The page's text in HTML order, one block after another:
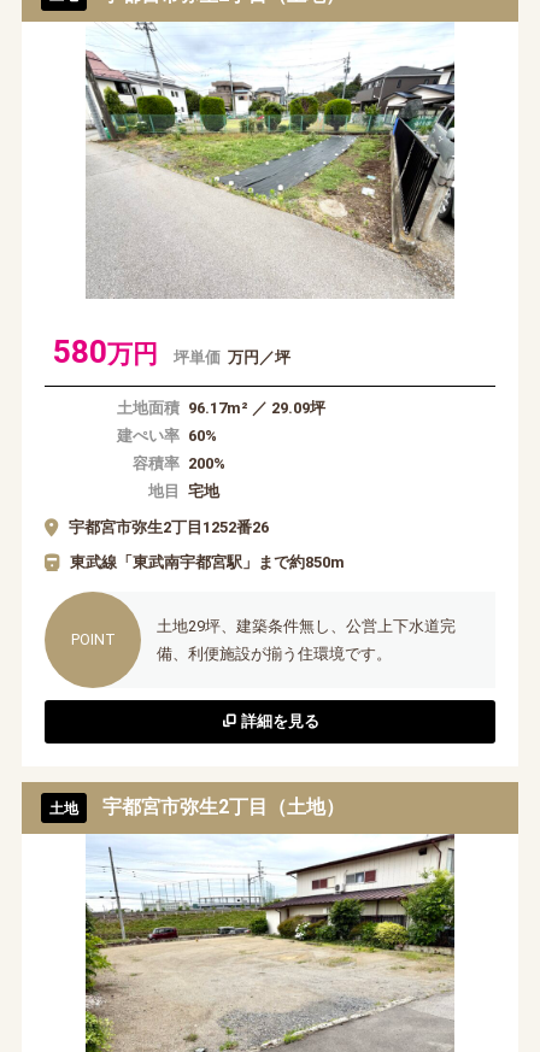
580万円 坪単価 万円／坪
土地面積 96.17m² ／ 29.09坪
建ぺい率 60%
容積率 200%
地目
宅地
宇都宮市弥生2丁目1252番26
東武線「東武南宇都宮駅」まで約850m
土地29坪、建築条件無し、公営上下水道完
備、利便施設が揃う住環境です。
詳細を見る
土地 宇都宮市弥生2丁目（土地）